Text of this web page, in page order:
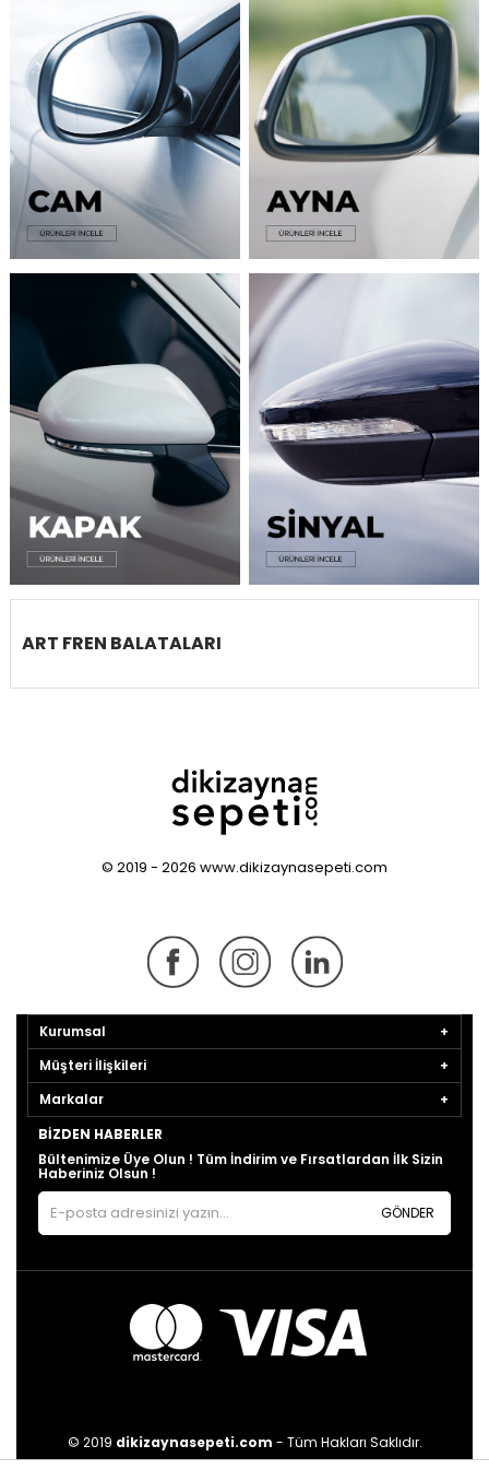
ART FREN BALATALARI
© 2019 - 2026 www.dikizaynasepeti.com
Kurumsal
Müşteri İlişkileri
Markalar
BIZDEN HABERLER
Bültenimize Üye Olun ! Tüm İndirim ve Fırsatlardan İlk Sizin
Haberiniz Olsun !
GÖNDER
© 2019 dikizaynasepeti.com - Tüm Hakları Saklıdır.